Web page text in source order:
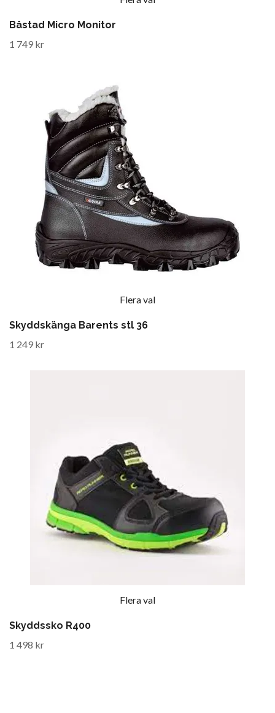
Båstad Micro Monitor
1 749 kr
Flera val
Skyddskänga Barents stl 36
1 249 kr
Flera val
Skyddssko R400
1 498 kr